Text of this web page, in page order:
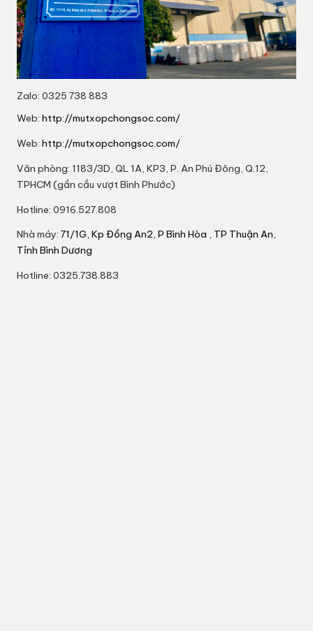
Zalo: 0325 738 883
Web: http://mutxopchongsoc.com/
Web: http://mutxopchongsoc.com/
Văn phòng: 1183/3D, QL 1A, KP3, P. An Phú Đông, Q.12,
TPHCM (gần cầu vượt Bình Phước)
Hotline: 0916.527.808
Nhà máy: 71/1G, Kp Đồng An2, P Bình Hòa , TP Thuận An,
Tỉnh Bình Dương
Hotline: 0325.738.883